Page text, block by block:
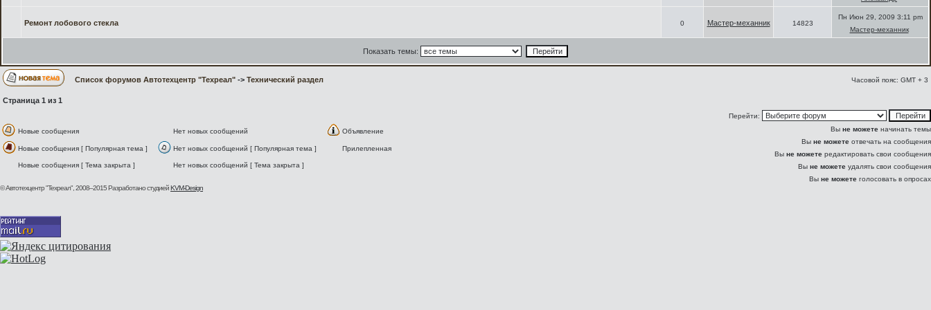
Ремонт лобового стекла 0 Мастер-механник 14823
Пн Июн 29, 2009 3:11 pm
Мастер-механник
Показать темы:
Список форумов Автотехцентр "Техреал" -> Технический раздел Часовой пояс: GMT + 3
Страница 1 из 1
Перейти:
Новые сообщения
Нет новых сообщений Объявление
Новые сообщения [ Популярная тема ] Нет новых сообщений [ Популярная тема ] Прилепленная
Новые сообщения [ Тема закрыта ] Нет новых сообщений [ Тема закрыта ]
Вы не можете начинать темы
Вы не можете отвечать на сообщения
Вы не можете редактировать свои сообщения
Вы не можете удалять свои сообщения
Вы не можете голосовать в опросах
© Автотехцентр "Техреал", 2008–2015Разработано студиейKVM-Design